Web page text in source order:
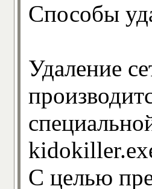
Способы
Удаление
С целью